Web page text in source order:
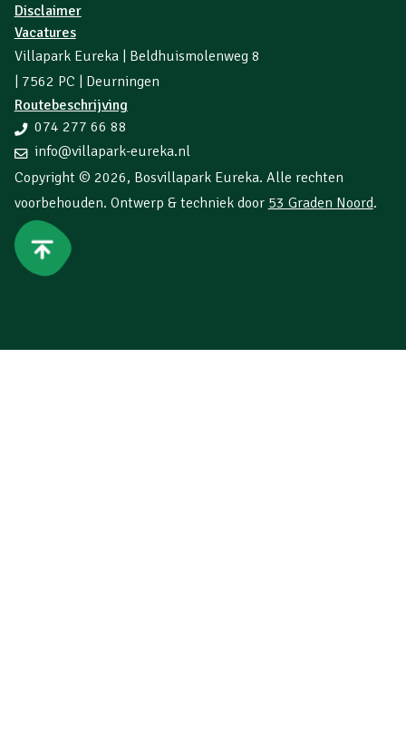
Disclaimer
Vacatures
Villapark Eureka | Beldhuismolenweg 8
| 7562 PC | Deurningen
Routebeschrijving
074 277 66 88
info@villapark-eureka.nl
Copyright © 2026, Bosvillapark Eureka. Alle rechten
voorbehouden. Ontwerp & techniek door 53 Graden Noord.